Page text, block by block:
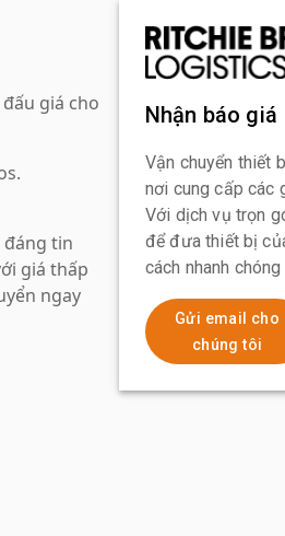
giá cho
đáng tin
giá thấp
ngay
Nhận báo giá
Vận chuyển thiết
nơi cung cấp các
Với dịch vụ trọn
để đưa thiết bị
cách nhanh
Gửi email cho
chúng tôi